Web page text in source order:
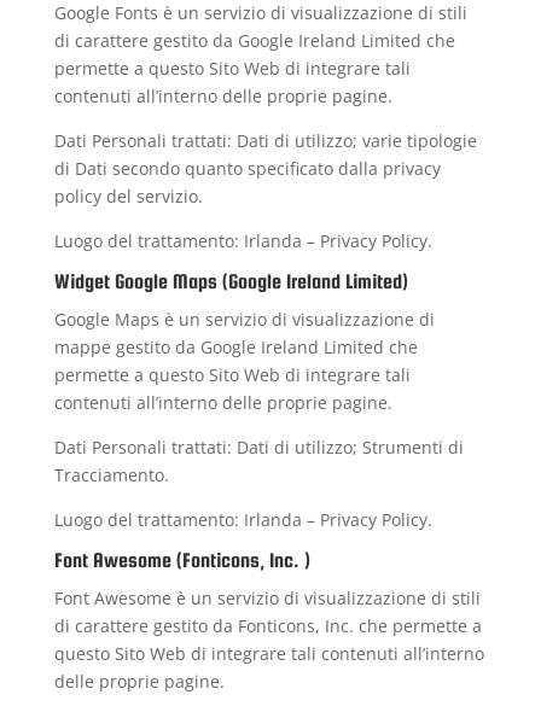
Google Fonts è un servizio di visualizzazione di stili
di carattere gestito da Google Ireland Limited che
permette a questo Sito Web di integrare tali
contenuti all’interno delle proprie pagine.
Dati Personali trattati: Dati di utilizzo; varie tipologie
di Dati secondo quanto specificato dalla privacy
policy del servizio.
Luogo del trattamento: Irlanda – Privacy Policy.
Widget Google Maps (Google Ireland Limited)
Google Maps è un servizio di visualizzazione di
mappe gestito da Google Ireland Limited che
permette a questo Sito Web di integrare tali
contenuti all’interno delle proprie pagine.
Dati Personali trattati: Dati di utilizzo; Strumenti di
Tracciamento.
Luogo del trattamento: Irlanda – Privacy Policy.
Font Awesome (Fonticons, Inc. )
Font Awesome è un servizio di visualizzazione di stili
di carattere gestito da Fonticons, Inc. che permette a
questo Sito Web di integrare tali contenuti all’interno
delle proprie pagine.